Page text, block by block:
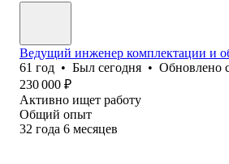
Ведущий инженер комплектации и
61 год • Был сегодня • Обновлено
230 000 ₽
Активно ищет работу
Общий опыт
32 года 6 месяцев